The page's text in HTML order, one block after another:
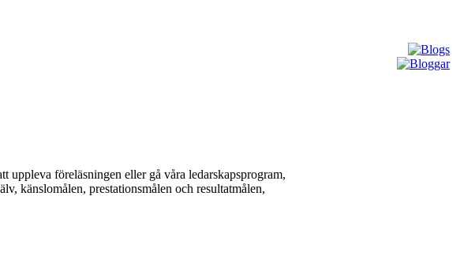
föreläsningen eller gå våra ledarskapsprogram,
känslomålen, prestationsmålen och resultatmålen,